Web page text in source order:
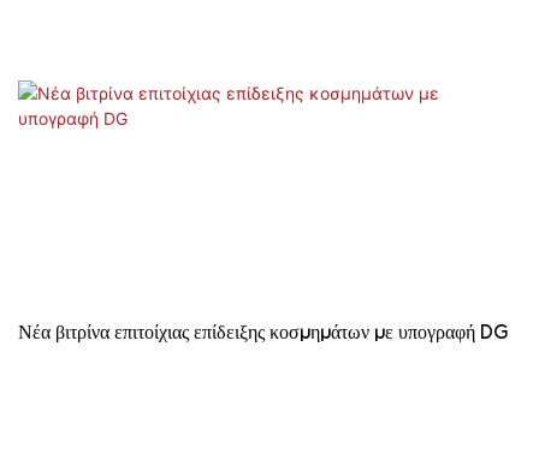
Νέα βιτρίνα επιτοίχιας επίδειξης κοσμημάτων με υπογραφή DG